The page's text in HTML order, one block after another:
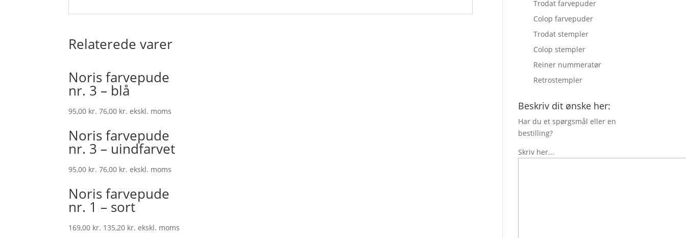
Relaterede varer
Noris farvepude
nr. 3 – blå
95,00 kr. 76,00 kr. ekskl. moms
Noris farvepude
nr. 3 – uindfarvet
95,00 kr. 76,00 kr. ekskl. moms
Noris farvepude
nr. 1 – sort
169,00 kr. 135,20 kr. ekskl. moms
Trodat farvepuder
Colop farvepuder
Trodat stempler
Colop stempler
Reiner nummeratør
Retrostempler
Beskriv dit ønske her:
Har du et spørgsmål eller en
bestilling?
Skriv her...